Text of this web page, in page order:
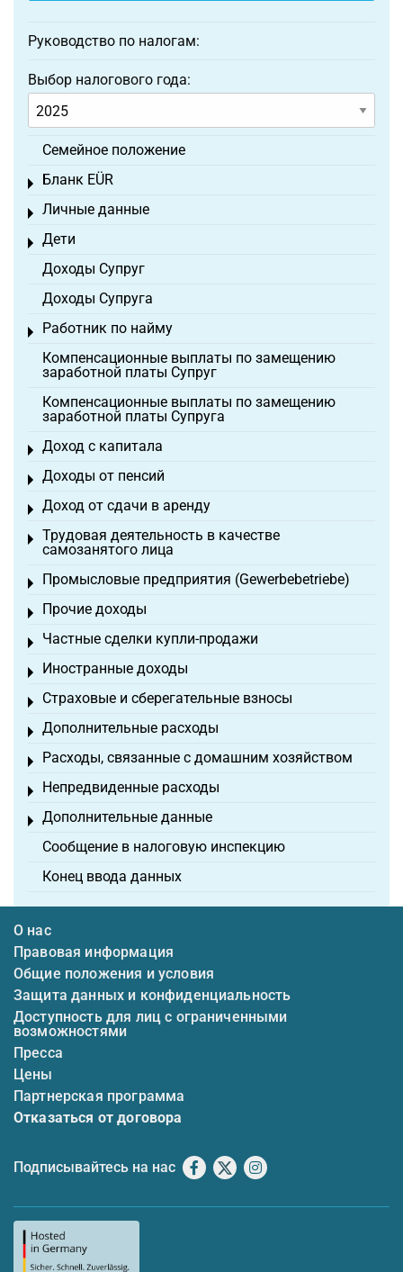
Руководство по налогам:
Выбор налогового года:
Семейное положение
Бланк EÜR
Toggle menu
Личные данные
Toggle menu
Дети
Toggle menu
Доходы Супруг
Доходы Супруга
Работник по найму
Toggle menu
Компенсационные выплаты по замещению
заработной платы Супруг
Компенсационные выплаты по замещению
заработной платы Супруга
Доход с капитала
Toggle menu
Доходы от пенсий
Toggle menu
Доход от сдачи в аренду
Toggle menu
Трудовая деятельность в качестве
самозанятого лица
Toggle menu
Промысловые предприятия (Gewerbebetriebe)
Toggle menu
Прочие доходы
Toggle menu
Частные сделки купли-продажи
Toggle menu
Иностранные доходы
Toggle menu
Страховые и сберегательные взносы
Toggle menu
Дополнительные расходы
Toggle menu
Расходы, связанные с домашним хозяйством
Toggle menu
Непредвиденные расходы
Toggle menu
Дополнительные данные
Toggle menu
Сообщение в налоговую инспекцию
Конец ввода данных
О нас
Правовая информация
Общие положения и условия
Защита данных и конфиденциальность
Доступность для лиц с ограниченными
возможностями
Пресса
Цены
Партнерская программа
Отказаться от договора
Подписывайтесь на нас Facebook
X Instagram